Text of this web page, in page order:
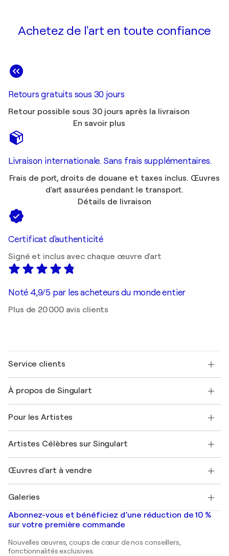
Achetez de l'art en toute confiance
Retours gratuits sous 30 jours
Retour possible sous 30 jours après la livraison
En savoir plus
Livraison internationale. Sans frais supplémentaires.
Frais de port, droits de douane et taxes inclus. Œuvres
d'art assurées pendant le transport.
Détails de livraison
Certificat d'authenticité
Signé et inclus avec chaque œuvre d'art
Noté 4,9/5 par les acheteurs du monde entier
Plus de 20 000 avis clients
Service clients
Expédition
Offrir une carte cadeau
Rejoignez notre programme commercial
Mon compte
+33 1 76 44 06 42
À propos de Singulart
FAQ
Magazine Singulart
Emplois
Découvrez une sélection d'art original
Pour les Artistes
Se connecter en tant qu'Artiste
Artistes Célèbres sur Singulart
Marc Chagall
Banksy
Mr. Brainwash
Shepard Fairey
Œuvres d'art à vendre
Tableaux abstraits à vendre
Peintures de paysage
Estampes
Peintures acryliques
Galeries
Galeries d'art en France
Galeries d'art en Belgique
Abonnez-vous et bénéficiez d’une réduction de 10 %
sur votre première commande
Nouvelles œuvres, coups de cœur de nos conseillers,
fonctionnalités exclusives.